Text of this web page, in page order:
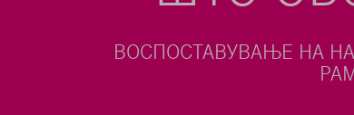
ИСКОРИСТУВАЊЕ НА